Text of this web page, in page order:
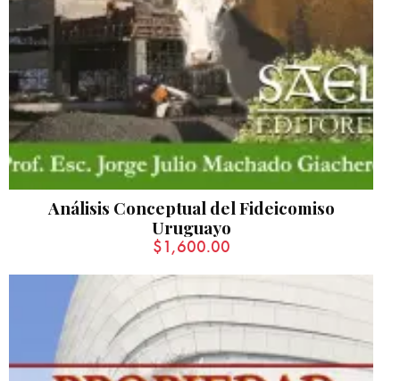
Análisis Conceptual del Fideicomiso
Uruguayo
$1,600.00